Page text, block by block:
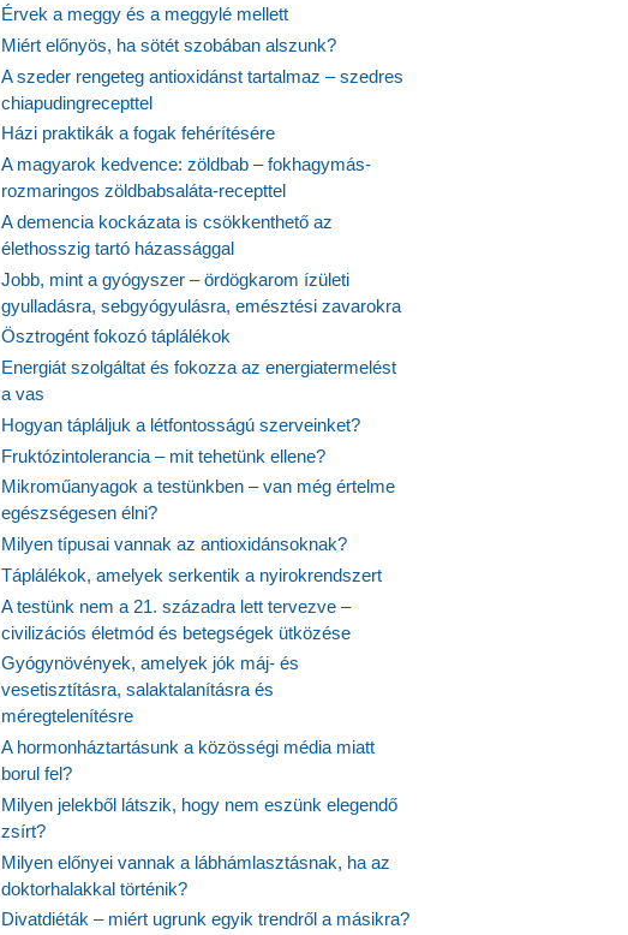
Érvek a meggy és a meggylé mellett
Miért előnyös, ha sötét szobában alszunk?
A szeder rengeteg antioxidánst tartalmaz – szedres
chiapudingrecepttel
Házi praktikák a fogak fehérítésére
A magyarok kedvence: zöldbab – fokhagymás-
rozmaringos zöldbabsaláta-recepttel
A demencia kockázata is csökkenthető az
élethosszig tartó házassággal
Jobb, mint a gyógyszer – ördögkarom ízületi
gyulladásra, sebgyógyulásra, emésztési zavarokra
Ösztrogént fokozó táplálékok
Energiát szolgáltat és fokozza az energiatermelést
a vas
Hogyan tápláljuk a létfontosságú szerveinket?
Fruktózintolerancia – mit tehetünk ellene?
Mikroműanyagok a testünkben – van még értelme
egészségesen élni?
Milyen típusai vannak az antioxidánsoknak?
Táplálékok, amelyek serkentik a nyirokrendszert
A testünk nem a 21. századra lett tervezve –
civilizációs életmód és betegségek ütközése
Gyógynövények, amelyek jók máj- és
vesetisztításra, salaktalanításra és
méregtelenítésre
A hormonháztartásunk a közösségi média miatt
borul fel?
Milyen jelekből látszik, hogy nem eszünk elegendő
zsírt?
Milyen előnyei vannak a lábhámlasztásnak, ha az
doktorhalakkal történik?
Divatdiéták – miért ugrunk egyik trendről a másikra?